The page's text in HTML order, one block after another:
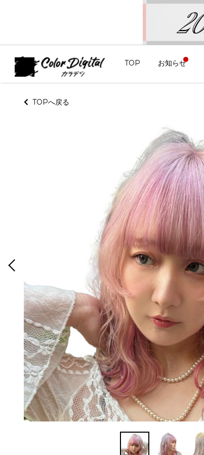
TOP お知らせ
TOPへ戻る